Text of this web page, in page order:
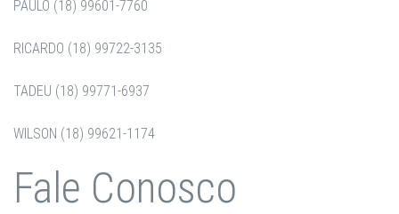
PAULO (18) 99601-7760
RICARDO (18) 99722-3135
TADEU (18) 99771-6937
WILSON (18) 99621-1174
Fale Conosco